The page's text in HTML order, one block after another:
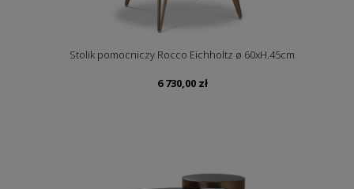
Stolik pomocniczy Rocco Eichholtz ø 60xH.45cm
6 730,00 zł